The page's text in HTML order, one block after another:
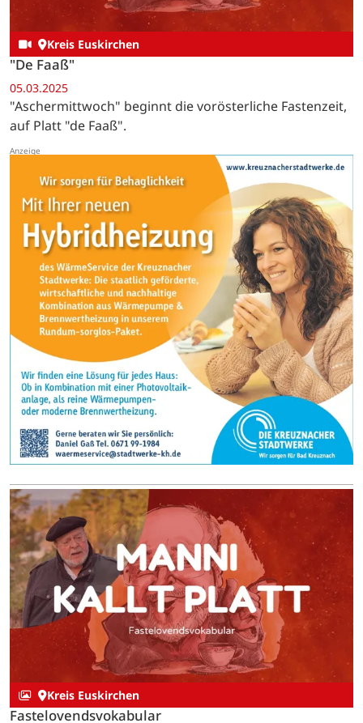
Kreis Euskirchen
"De Faaß"
05.03.2025
"Aschermittwoch" beginnt die vorösterliche Fastenzeit,
auf Platt "de Faaß".
Kreis Euskirchen
Fastelovendsvokabular